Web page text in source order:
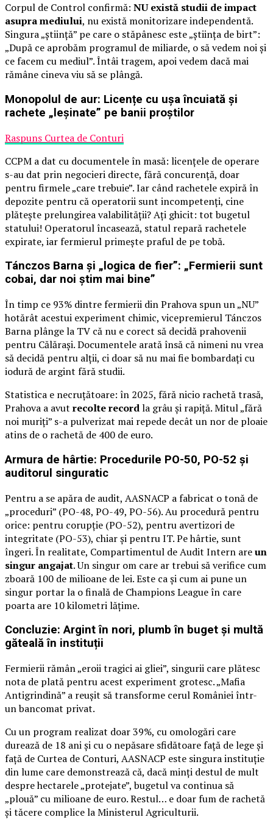
Corpul de Control confirmă: NU există studii de impact
asupra mediului, nu există monitorizare independentă.
Singura „știință” pe care o stăpânesc este „știința de birt”:
„După ce aprobăm programul de miliarde, o să vedem noi și
ce facem cu mediul”. Întâi tragem, apoi vedem dacă mai
rămâne cineva viu să se plângă.
Monopolul de aur: Licențe cu ușa încuiată și
rachete „leșinate” pe banii proștilor
Raspuns Curtea de Conturi
CCPM a dat cu documentele în masă: licențele de operare
s-au dat prin negocieri directe, fără concurență, doar
pentru firmele „care trebuie”. Iar când rachetele expiră în
depozite pentru că operatorii sunt incompetenți, cine
plătește prelungirea valabilității? Ați ghicit: tot bugetul
statului! Operatorul încasează, statul repară rachetele
expirate, iar fermierul primește praful de pe tobă.
Tánczos Barna și „logica de fier”: „Fermierii sunt
cobai, dar noi știm mai bine”
În timp ce 93% dintre fermierii din Prahova spun un „NU”
hotărât acestui experiment chimic, vicepremierul Tánczos
Barna plânge la TV că nu e corect să decidă prahovenii
pentru Călărași. Documentele arată însă că nimeni nu vrea
să decidă pentru alții, ci doar să nu mai fie bombardați cu
iodură de argint fără studii.
Statistica e necruțătoare: în 2025, fără nicio rachetă trasă,
Prahova a avut recolte recordla grâu și rapiță. Mitul „fără
noi muriți” s-a pulverizat mai repede decât un nor de ploaie
atins de o rachetă de 400 de euro.
Armura de hârtie: Procedurile PO-50, PO-52 și
auditorul singuratic
Pentru a se apăra de audit, AASNACP a fabricat o tonă de
„proceduri” (PO-48, PO-49, PO-56). Au procedură pentru
orice: pentru corupție (PO-52), pentru avertizori de
integritate (PO-53), chiar și pentru IT. Pe hârtie, sunt
îngeri. În realitate, Compartimentul de Audit Intern areun
singur angajat. Un singur om care ar trebui să verifice cum
zboară 100 de milioane de lei. Este ca și cum ai pune un
singur portar la o finală de Champions League în care
poarta are 10 kilometri lățime.
Concluzie: Argint în nori, plumb în buget și multă
găteală în instituții
Fermierii rămân „eroii tragici ai gliei”, singurii care plătesc
nota de plată pentru acest experiment grotesc. „Mafia
Antigrindină” a reușit să transforme cerul României într-
un bancomat privat.
Cu un program realizat doar 39%, cu omologări care
durează de 18 ani și cu o nepăsare sfidătoare față de lege și
față de Curtea de Conturi, AASNACP este singura instituție
din lume care demonstrează că, dacă minți destul de mult
despre hectarele „protejate”, bugetul va continua să
„plouă” cu milioane de euro. Restul… e doar fum de rachetă
și tăcere complice la Ministerul Agriculturii.